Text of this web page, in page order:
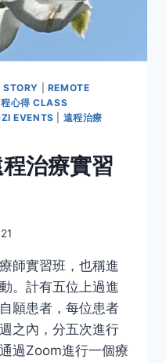
STORY
REMOTE
心得 CLASS
EVENTS
遠程治療
治療實習
師實習班，也稱進
。計有五位上過進
願患者，每位患者
之內，分五次進行
過Zoom進行一個療